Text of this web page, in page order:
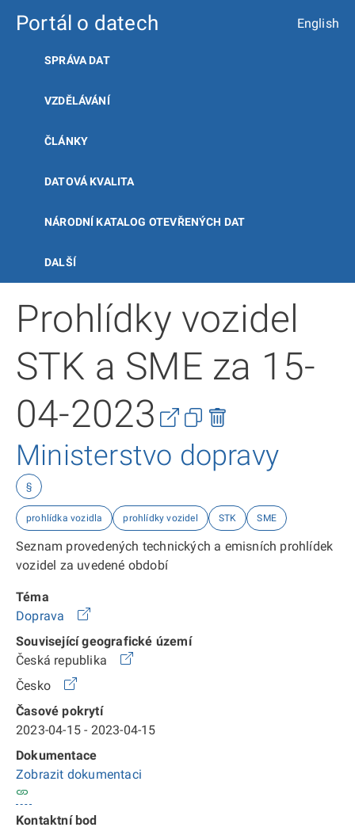
Portál o datech English
SPRÁVA DAT
VZDĚLÁVÁNÍ
ČLÁNKY
DATOVÁ KVALITA
NÁRODNÍ KATALOG OTEVŘENÝCH DAT
DALŠÍ
Prohlídky vozidel
STK a SME za 15-
04-2023
Ministerstvo dopravy
§
prohlídka vozidla prohlídky vozidel STK SME
Seznam provedených technických a emisních prohlídek
vozidel za uvedené období
Téma
Doprava
Související geografické území
Česká republika
Česko
Časové pokrytí
2023-04-15 - 2023-04-15
Dokumentace
Zobrazit dokumentaci
Kontaktní bod